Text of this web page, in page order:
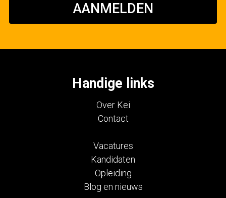
AANMELDEN
Handige links
Over Kei
Contact
Vacatures
Kandidaten
Opleiding
Blog en nieuws